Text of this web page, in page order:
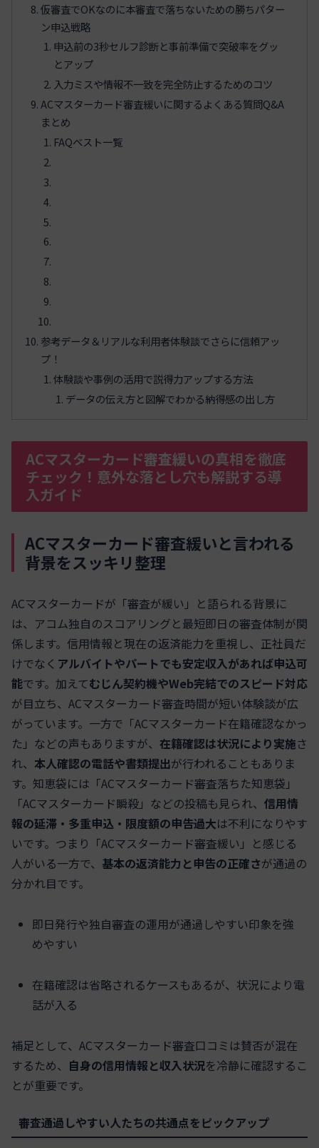
仮審査でOKなのに本審査で落ちないための勝ちパター
ン申込戦略
申込前の3秒セルフ診断と事前準備で突破率をグッ
とアップ
入力ミスや情報不一致を完全防止するためのコツ
ACマスターカード審査緩いに関するよくある質問Q&A
まとめ
FAQベスト一覧
参考データ＆リアルな利用者体験談でさらに信頼アッ
プ！
体験談や事例の活用で説得力アップする方法
データの伝え方と図解でわかる納得感の出し方
ACマスターカード審査緩いの真相を徹底
チェック！意外な落とし穴も解説する導
入ガイド
ACマスターカード審査緩いと言われる
背景をスッキリ整理
ACマスターカードが「審査が緩い」と語られる背景に
は、アコム独自のスコアリングと最短即日の審査体制が関
係します。信用情報と現在の返済能力を重視し、正社員だ
けでなく アルバイトやパートでも安定収入があれば申込可
能です。加えてむじん契約機やWeb完結でのスピード対応
が目立ち、ACマスターカード審査時間が短い体験談が広
がっています。一方で「ACマスターカード在籍確認なかっ
た」などの声もありますが、 在籍確認は状況により実施さ
れ、 本人確認の電話や書類提出が行われることもありま
す。知恵袋には「ACマスターカード審査落ちた知恵袋」
「ACマスターカード瞬殺」などの投稿も見られ、 信用情
報の延滞・多重申込・限度額の申告過大は不利になりやす
いです。つまり「ACマスターカード審査緩い」と感じる
人がいる一方で、 基本の返済能力と申告の正確さが通過の
分かれ目です。
即日発行や独自審査の運用が通過しやすい印象を強
めやすい
在籍確認は省略されるケースもあるが、状況により電
話が入る
補足として、ACマスターカード審査口コミは賛否が混在
するため、 自身の信用情報と収入状況を冷静に確認するこ
とが重要です。
審査通過しやすい人たちの共通点をピックアップ